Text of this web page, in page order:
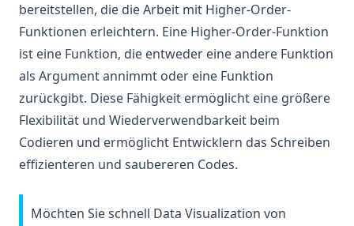
bereitstellen, die die Arbeit mit Higher-Order-
Funktionen erleichtern. Eine Higher-Order-Funktion
ist eine Funktion, die entweder eine andere Funktion
als Argument annimmt oder eine Funktion
zurückgibt. Diese Fähigkeit ermöglicht eine größere
Flexibilität und Wiederverwendbarkeit beim
Codieren und ermöglicht Entwicklern das Schreiben
effizienteren und saubereren Codes.
Möchten Sie schnell Data Visualization von